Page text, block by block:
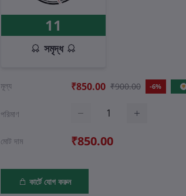
11
সমৃদ্ধ
মূল্য ₹850.00 ₹900.00 -6%
পরিমাণ
মোট দাম ₹850.00
কার্টে যোগ করুন